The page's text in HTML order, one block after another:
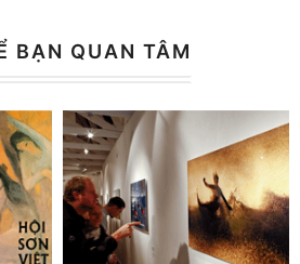
BẠN QUAN TÂM